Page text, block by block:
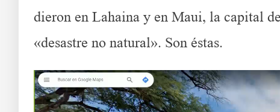
dieron en Lahaina y en Maui, la capital
«desastre no natural». Son éstas.
Reproductor
de